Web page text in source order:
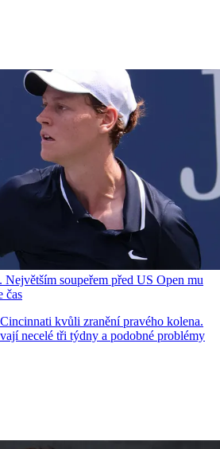
soupeřem před US Open mu
čas
kvůli zranění pravého kolena.
necelé tři týdny a podobné problémy